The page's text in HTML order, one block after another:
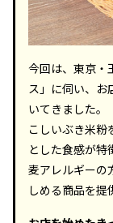
今回は、東京・
ス」に伺い、お
いてきました。
こしいぶき米粉
とした食感が特
麦アレルギーの
しめる商品を提